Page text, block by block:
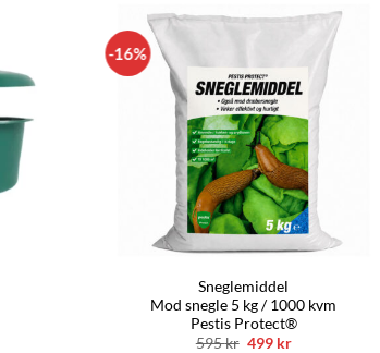
-16%
Sneglemiddel
Mod snegle 5 kg / 1000 kvm
Pestis Protect®
595kr Den
499 krDen